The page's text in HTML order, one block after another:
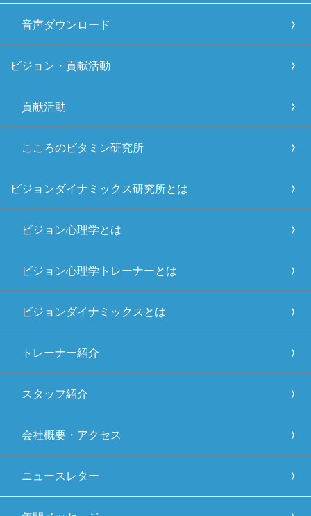
音声ダウンロード
ビジョン・貢献活動
貢献活動
こころのビタミン研究所
ビジョンダイナミックス研究所とは
ビジョン心理学とは
ビジョン心理学トレーナーとは
ビジョンダイナミックスとは
トレーナー紹介
スタッフ紹介
会社概要・アクセス
ニュースレター